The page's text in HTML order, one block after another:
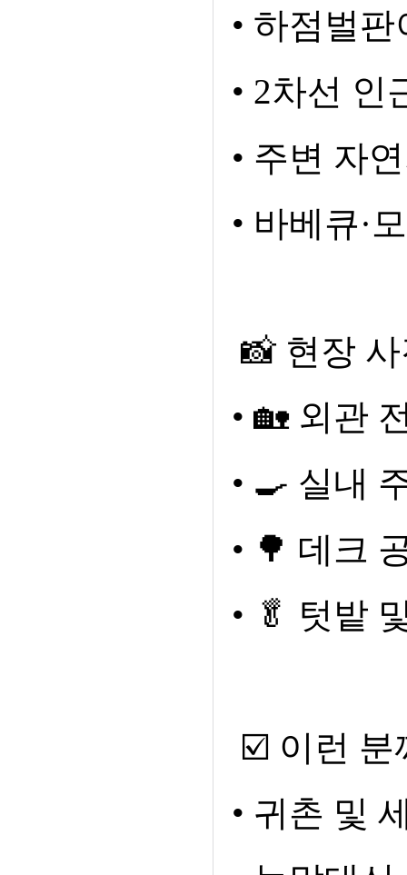
• 하점벌판
• 2차선 인
• 주변 자
• 바베큐·
📸 현장
• 🏡 외관
• 🍳 실내
• 🌳 데크
• 🥬 텃밭
☑️ 이런 분
• 귀촌 및